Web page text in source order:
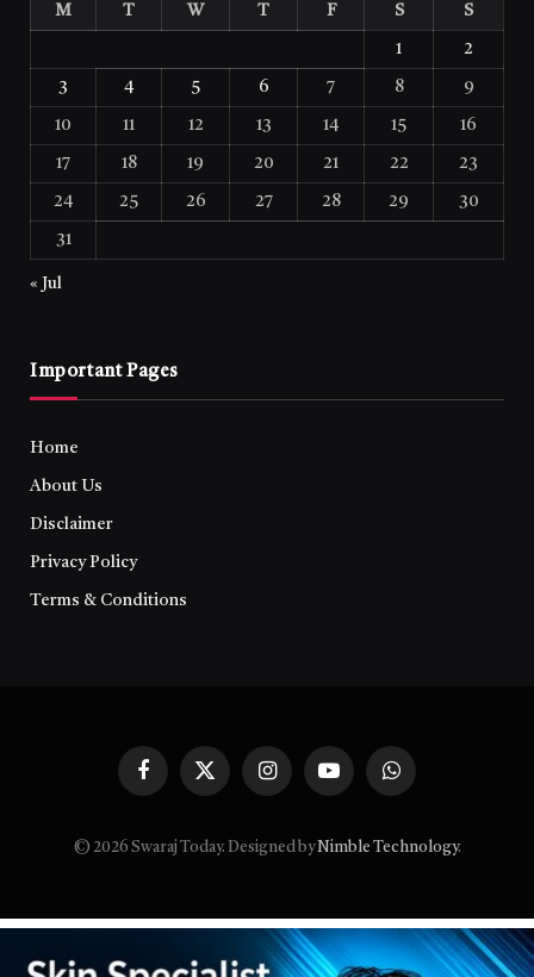
M T W T F S S
1 2
3 4 5 6 7 8 9
10 11 12 13 14 15 16
17 18 19 20 21 22 23
24 25 26 27 28 29 30
31
« Jul
Important Pages
Home
About Us
Disclaimer
Privacy Policy
Terms & Conditions
FacebookX
InstagramYouTubeWhatsApp
© 2026 Swaraj Today. Designed byNimble Technology.